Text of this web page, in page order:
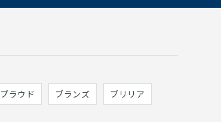
プラウド ブランズ ブリリア